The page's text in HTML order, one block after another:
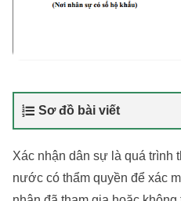
Sơ đồ bài viết
Xác nhận dân sự là quá trình
nước có thẩm quyền để xác